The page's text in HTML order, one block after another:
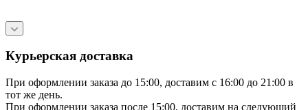
Курьерская доставка
При оформлении заказа до 15:00, доставим с 16:00 до 21:00 в
тот же день.
При оформлении заказа после 15:00, доставим на следующий